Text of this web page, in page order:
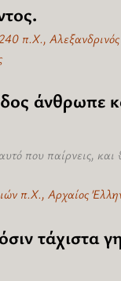
π.Χ.,
άνθρωπε
που παίρνεις, και
π.Χ., Αρχαίος
τάχιστα